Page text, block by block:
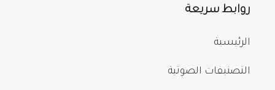
روابط سريعة
الرئيسية
التصنيفات الصوتية